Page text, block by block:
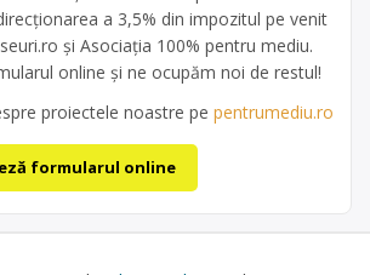
a 3,5% din impozitul pe venit
și Asociația 100% pentru mediu.
online și ne ocupăm noi de restul!
proiectele noastre pe pentrumediu.ro
formularul online